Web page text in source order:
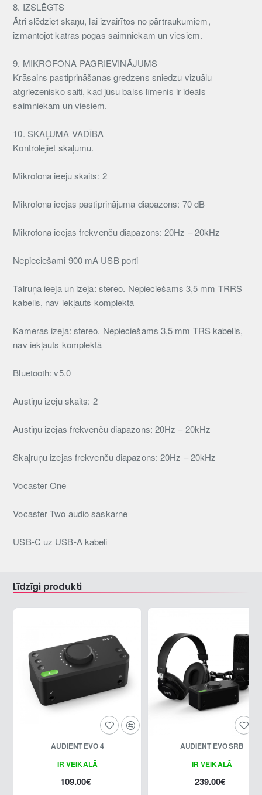
8. IZSLĒGTS
Ātri slēdziet skaņu, lai izvairītos no pārtraukumiem,
izmantojot katras pogas saimniekam un viesiem.
9. MIKROFONA PAGRIEVINĀJUMS
Krāsains pastiprināšanas gredzens sniedzu vizuālu
atgriezenisko saiti, kad jūsu balss līmenis ir ideāls
saimniekam un viesiem.
10. SKAĻUMA VADĪBA
Kontrolējiet skaļumu.
Mikrofona ieeju skaits: 2
Mikrofona ieejas pastiprinājuma diapazons: 70 dB
Mikrofona ieejas frekvenču diapazons: 20Hz – 20kHz
Nepieciešami 900 mA USB porti
Tālruņa ieeja un izeja: stereo. Nepieciešams 3,5 mm TRRS
kabelis, nav iekļauts komplektā
Kameras izeja: stereo. Nepieciešams 3,5 mm TRS kabelis,
nav iekļauts komplektā
Bluetooth: v5.0
Austiņu izeju skaits: 2
Austiņu izejas frekvenču diapazons: 20Hz – 20kHz
Skaļruņu izejas frekvenču diapazons: 20Hz – 20kHz
Vocaster One
Vocaster Two audio saskarne
USB-C uz USB-A kabeli
Līdzīgi produkti
IR VEIKALĀ
AUDIENT EVO 4
109.00€
IR VEIKALĀ
AUDIENT EVO SRB
239.00€